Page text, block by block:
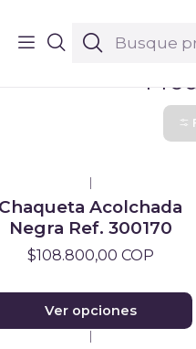
Acolchada
Negra Ref. 300170
$108.800,00 COP
Ver opciones